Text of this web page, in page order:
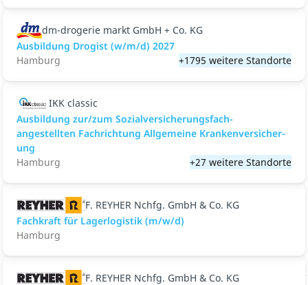
dm-drogerie markt GmbH + Co. KG
Ausbildung Drogist (w/m/d) 2027
Hamburg
+1795 weitere Standorte
IKK classic
Aus­bild­ung zur/zum Sozial­versicher­ungs­fach­
angestellten­ Fach­richtung All­gemeine Kranken­versicher­
ung
Hamburg
+27 weitere Standorte
F. REYHER Nchfg. GmbH & Co. KG
Fachkraft für Lagerlogistik (m/w/d)
Hamburg
F. REYHER Nchfg. GmbH & Co. KG